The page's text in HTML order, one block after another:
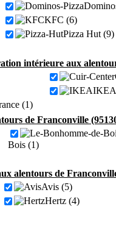
KFC (6)
Pizza Hut (9)
intérieure aux
(1)
de Franconville
Bois (1)
alentours de
Avis (5)
Hertz (4)